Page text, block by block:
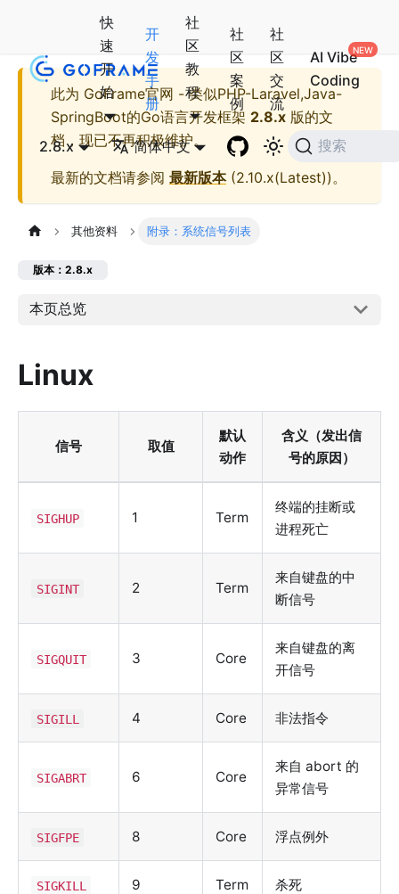
快
速
开
始
开
发
手
册
社
区
教
程
社
区
案
例
社
区
交
流
AI Vibe
Coding
2.8.x 简体中文 搜索
此为 GoFrame官网 - 类似PHP-Laravel,Java-
SpringBoot的Go语言开发框架 2.8.x 版的文
档，现已不再积极维护。
最新的文档请参阅 最新版本(2.10.x(Latest))。
其他资料 附录：系统信号列表
版本：2.8.x
本页总览
Linux
信号 取值
默认
动作
含义（发出信
号的原因）
SIGHUP 1 Term
终端的挂断或
进程死亡
SIGINT 2 Term
来自键盘的中
断信号
SIGQUIT 3 Core
来自键盘的离
开信号
SIGILL 4 Core 非法指令
SIGABRT 6 Core
来自 abort 的
异常信号
SIGFPE 8 Core 浮点例外
SIGKILL 9 Term 杀死